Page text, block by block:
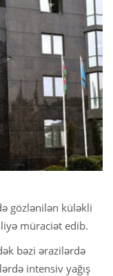
gözlənilən küləkli
müraciət edib.
bəzi ərazilərdə
intensiv yağış